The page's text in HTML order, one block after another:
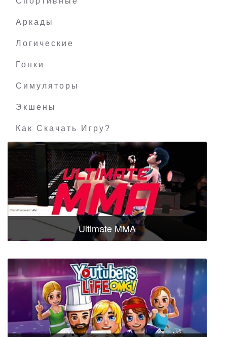
Аркады
Логические
Гонки
Симуляторы
Экшены
Как Скачать Игру?
Ultimate MMA